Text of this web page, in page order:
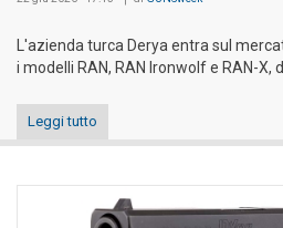
L'azienda turca Derya entra sul
i modelli RAN, RAN Ironwolf e RAN-X,
Leggi tutto